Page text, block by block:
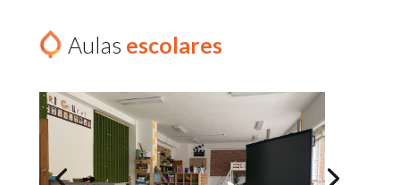
Aulas escolares